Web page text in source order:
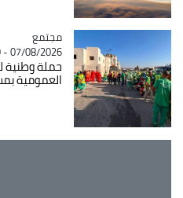
Catégorie
مجتمع
07/08/2026 - 18:40
حملة وطنية
العمومية